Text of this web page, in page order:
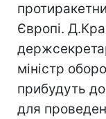
Європі.
міністр
прибудуть
для